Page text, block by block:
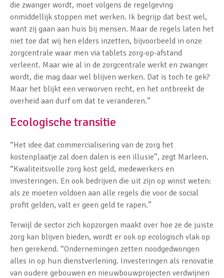
die zwanger wordt, moet volgens de regelgeving
onmiddellijk stoppen met werken. Ik begrijp dat best wel,
want zij gaan aan huis bij mensen. Maar de regels laten het
niet toe dat wij hen elders inzetten, bijvoorbeeld in onze
zorgcentrale waar men via tablets zorg-op-afstand
verleent. Maar wie al in de zorgcentrale werkt en zwanger
wordt, die mag daar wel blijven werken. Dat is toch te gek?
Maar het blijkt een verworven recht, en het ontbreekt de
overheid aan durf om dat te veranderen.”
Ecologische transitie
“Het idee dat commercialisering van de zorg het
kostenplaatje zal doen dalen is een illusie”, zegt Marleen.
“Kwaliteitsvolle zorg kost geld, medewerkers en
investeringen. En ook bedrijven die uit zijn op winst weten:
als ze moeten voldoen aan alle regels die voor de social
profit gelden, valt er geen geld te rapen.”
Terwijl de sector zich kopzorgen maakt over hoe ze de juiste
zorg kan blijven bieden, wordt er ook op ecologisch vlak op
hen gerekend. “Ondernemingen zetten noodgedwongen
alles in op hun dienstverlening. Investeringen als renovatie
van oudere gebouwen en nieuwbouwprojecten verdwijnen